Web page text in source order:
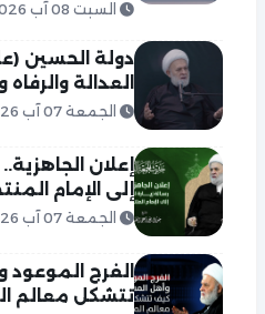
السبت 08 آب 2026
دولة الحسين
العدالة
الجمعة 07 آب 2026
إعلان الجاهزية..
إلى الإمام
الجمعة 07 آب 2026
الفرج
تتشكل معالم